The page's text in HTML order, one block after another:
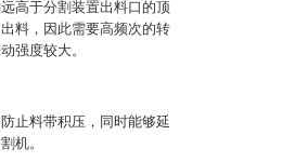
高于分割装置出料口的顶
料，因此需要高频次的转
强度较大。
止料带积压，同时能够延
机。